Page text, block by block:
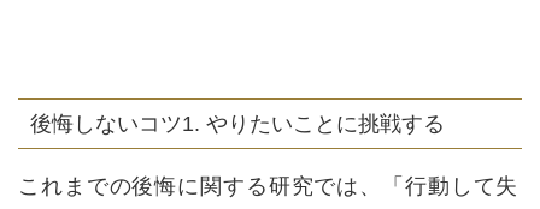
後悔しないコツ1. やりたいことに挑戦する
これまでの後悔に関する研究では、「行動して失